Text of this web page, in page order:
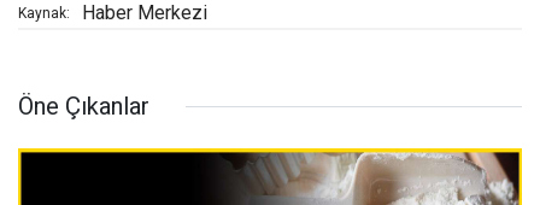
Kaynak: Haber Merkezi
Öne Çıkanlar